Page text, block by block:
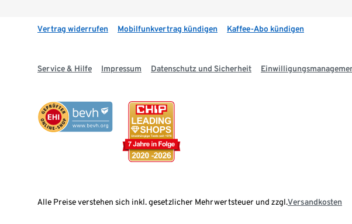
Vertrag widerrufen Mobilfunkvertrag kündigen Kaffee-Abo kündigen
Service & Hilfe Impressum Datenschutz und Sicherheit
Alle Preise verstehen sich inkl. gesetzlicher Mehrwertsteuer und zzgl.Versandkosten